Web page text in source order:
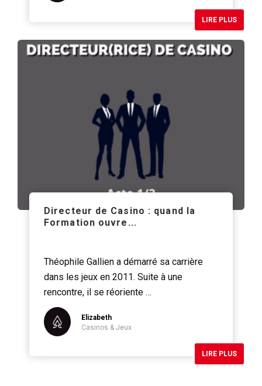
LIRE PLUS
Directeur de Casino : quand la
Formation ouvre...
Théophile Gallien a démarré sa carrière
dans les jeux en 2011. Suite à une
rencontre, il se réoriente …
Elizabeth
Casinos & Jeux
LIRE PLUS